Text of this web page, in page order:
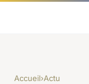
Accueil›Actu